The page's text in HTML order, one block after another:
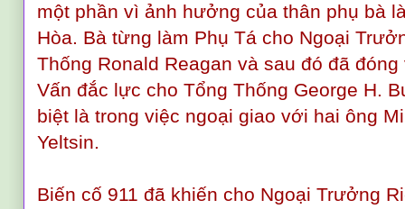
một phần vì ảnh hưởng của thân phụ bà
Hòa. Bà từng làm Phụ Tá cho Ngoại
Thống Ronald Reagan và sau đó đã
Vấn đắc lực cho Tổng Thống George H.
biệt là trong việc ngoại giao với hai ông
Yeltsin.
Biến cố 911 đã khiến cho Ngoại Trưởng